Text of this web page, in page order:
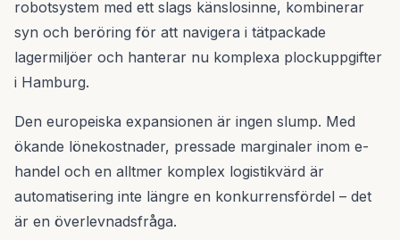
robotsystem med ett slags känslosinne, kombinerar
syn och beröring för att navigera i tätpackade
lagermiljöer och hanterar nu komplexa plockuppgifter
i Hamburg.
Den europeiska expansionen är ingen slump. Med
ökande lönekostnader, pressade marginaler inom e-
handel och en alltmer komplex logistikvärd är
automatisering inte längre en konkurrensfördel – det
är en överlevnadsfråga.